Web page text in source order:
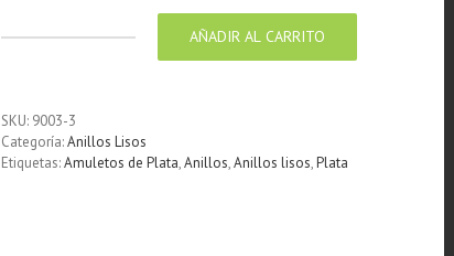
liso
diseño
Ratoncito
AÑADIR AL CARRITO
SKU: 9003-3
Categoría:Anillos Lisos
Etiquetas:Amuletos de Plata,Anillos,Anillos lisos,Plata